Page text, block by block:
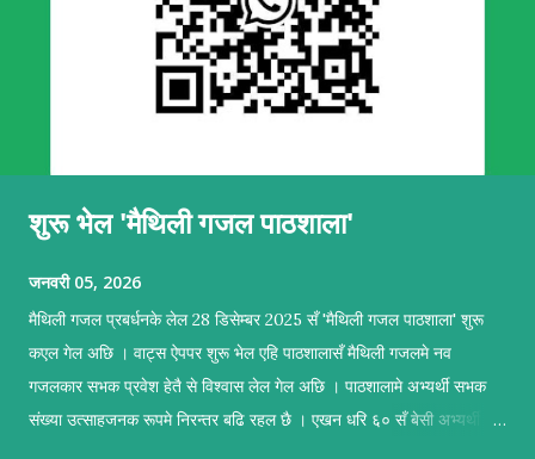
शुरू भेल 'मैथिली गजल पाठशाला'
जनवरी 05, 2026
मैथिली गजल प्रबर्धनके लेल 28 डिसेम्बर 2025 सँ 'मैथिली गजल पाठशाला' शुरू
कएल गेल अछि । वाट्स ऐपपर शुरू भेल एहि पाठशालासँ मैथिली गजलमे नव
गजलकार सभक प्रवेश हेतै से विश्वास लेल गेल अछि । पाठशालामे अभ्यर्थी सभक
संख्या उत्साहजनक रूपमे निरन्तर बढि रहल छै । एखन धरि ६० सँ बेसी अभ्यर्थी सब